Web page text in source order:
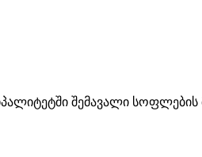
შემავალი